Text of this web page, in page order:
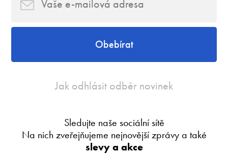
Obebírat
Jak odhlásit odběr novinek
Sledujte naše sociální sítě
Na nich zveřejňujeme nejnovější zprávy a také
slevy a akce